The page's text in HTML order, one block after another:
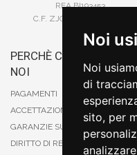
Noi
Noi
di
sito, per
REA BI193453
C.F. ZJOSFN73H14A859X
PERCHÈ COMPRARE DA
NOI
PAGAMENTI
ACCETTAZIONE DEGLI ORDINI
GARANZIE SUI PRODOTTI
DIRITTO DI RECESSO